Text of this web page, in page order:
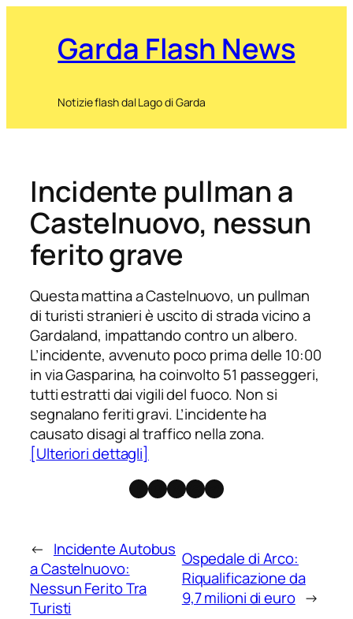
Garda Flash News
Notizie flash dal Lago di Garda
Incidente pullman a
Castelnuovo, nessun
ferito grave
Questa mattina a Castelnuovo, un pullman
di turisti stranieri è uscito di strada vicino a
Gardaland, impattando contro un albero.
L’incidente, avvenuto poco prima delle 10:00
in via Gasparina, ha coinvolto 51 passeggeri,
tutti estratti dai vigili del fuoco. Non si
segnalano feriti gravi. L’incidente ha
causato disagi al traffico nella zona.
[Ulteriori dettagli]
Facebook
Instagram
X Threads
Telegram
← Incidente Autobus
a Castelnuovo:
Nessun Ferito Tra
Turisti
Ospedale di Arco:
Riqualificazione da
9,7 milioni di euro →